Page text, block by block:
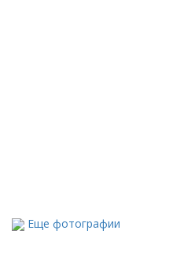
Еще фотографии